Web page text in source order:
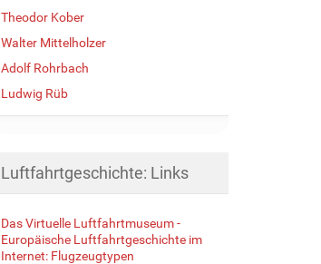
Theodor Kober
Walter Mittelholzer
Adolf Rohrbach
Ludwig Rüb
Luftfahrtgeschichte: Links
Das Virtuelle Luftfahrtmuseum -
Europäische Luftfahrtgeschichte im
Internet: Flugzeugtypen